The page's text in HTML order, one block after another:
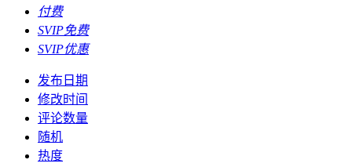
付费
SVIP免费
SVIP优惠
发布日期
修改时间
评论数量
随机
热度